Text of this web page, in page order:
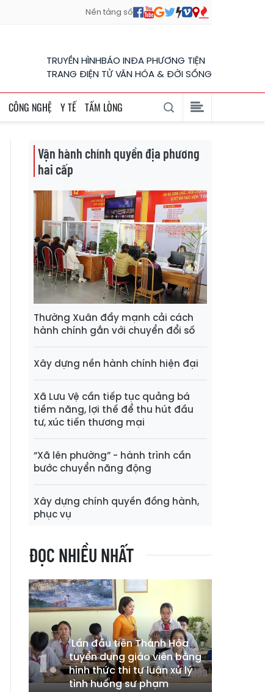
Nền tảng số
TRUYỀN HÌNHBÁO INĐA PHƯƠNG TIỆN
TRANG ĐIỆN TỬ VĂN HÓA & ĐỜI SỐNG
CÔNG NGHỆ Y TẾ TẤM LÒNG
Vận hành chính quyền địa phương
hai cấp
Thường Xuân đẩy mạnh cải cách
hành chính gắn với chuyển đổi số
Xây dựng nền hành chính hiện đại
Xã Lưu Vệ cần tiếp tục quảng bá
tiềm năng, lợi thế để thu hút đầu
tư, xúc tiến thương mại
“Xã lên phường” - hành trình cần
bước chuyển năng động
Xây dựng chính quyền đồng hành,
phục vụ
ĐỌC NHIỀU NHẤT
Lần đầu tiên Thanh Hóa
tuyển dụng giáo viên bằng
hình thức thi tự luận xử lý
tình huống sư phạm